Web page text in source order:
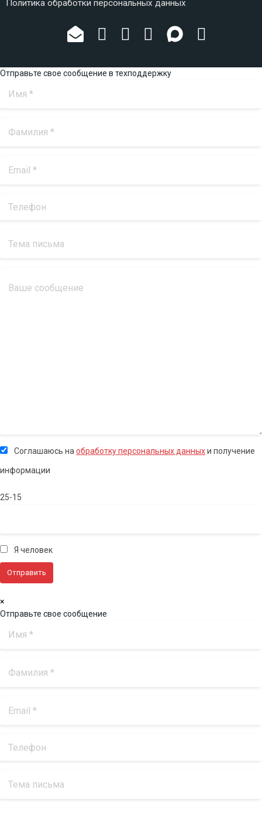
Политика обработки персональных данных
Отправьте свое сообщение в техподдержку
Соглашаюсь на обработку персональных данныхи получение
информации
25-15
Я человек
×
Отправьте свое сообщение